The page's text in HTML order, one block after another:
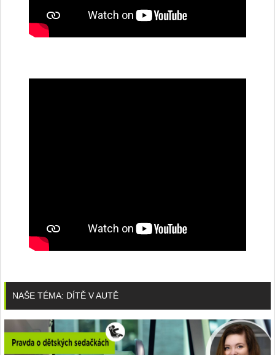
NAŠE TÉMA: DÍTĚ V AUTĚ